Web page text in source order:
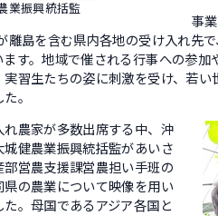
業振興統括監
事業
離島を含む県内各地の受け入れ先
す。地域で催される行事への参
習生たちの姿に刺激を受け、若
。
農家が多数出席する中、沖
健農業振興統括監があいさ
営農支援課営農担い手班の
県の農業について映像を用い
。母国であるアジア各国と